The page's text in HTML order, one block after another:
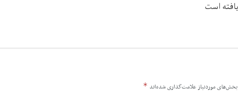
بخش‌های موردنیاز علامت‌گذاری شده‌اند *